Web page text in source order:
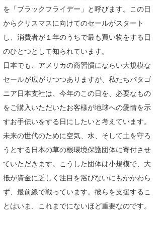
を「ブラックフライデー」と呼びます。この日
からクリスマスに向けてのセールがスタート
し、消費者が１年のうちで最も買い物をする日
のひとつとして知られています。
日本でも、アメリカの商習慣にならい大規模な
セールが広がりつつありますが、私たちパタゴ
ニア日本支社は、今年のこの日を、必要なもの
をご購入いただいたお客様が地球への愛情を示
すお手伝いをする日にしたいと考えています。
未来の世代のために空気、水、そして土を守ろ
うとする日本の草の根環境保護団体に寄付させ
ていただきます。こうした団体は小規模で、大
抵が資金に乏しく注目を浴びないにもかかわら
ず、最前線で戦っています。彼らを支援するこ
とはいま、これまでにないほど重要なのです。
mitsuteru Kamio
Yasunari Inoue
Yoshiyuki Obata
arukasvision
DELTA FORCE SURF
CBA Films
熊谷素子
SURFMEDIA
Colors MAGAZINE
WAVAL
波伝説アンバサダー/プロライダー
福島寿実子
中浦“JET”章
嵯峨明日香
進士剛光
田原啓江
植村未来
NOBUFUKU
大野”MAR”修聖
喜納海人
波伝説スタッフ
☆加藤
+☆maki☆+
Aichan
chan-U
ECE
G◎Da
H
KID
波伝説